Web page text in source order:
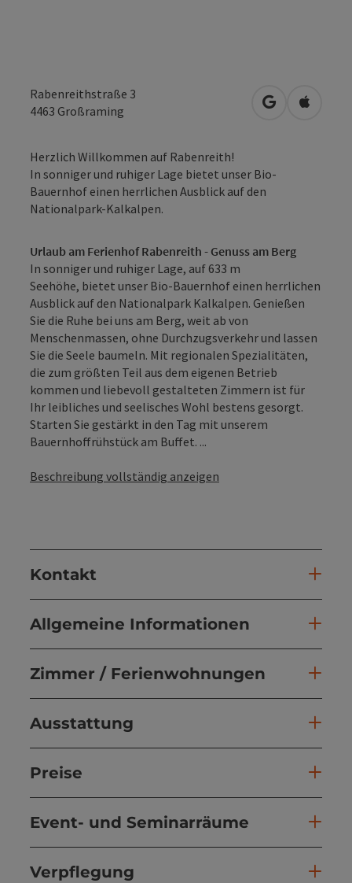
Rabenreithstraße 3
4463 Großraming in Google
in
Herzlich Willkommen auf Rabenreith!
In sonniger und ruhiger Lage bietet unser Bio-
Bauernhof einen herrlichen Ausblick auf den
Nationalpark-Kalkalpen.
Urlaub am Ferienhof Rabenreith - Genuss am Berg
In sonniger und ruhiger Lage, auf 633 m
Seehöhe, bietet unser Bio-Bauernhof einen herrlichen
Ausblick auf den Nationalpark Kalkalpen. Genießen
Sie die Ruhe bei uns am Berg, weit ab von
Menschenmassen, ohne Durchzugsverkehr und lassen
Sie die Seele baumeln. Mit regionalen Spezialitäten,
die zum größten Teil aus dem eigenen Betrieb
kommen und liebevoll gestalteten Zimmern ist für
Ihr leibliches und seelisches Wohl bestens gesorgt.
Starten Sie gestärkt in den Tag mit unserem
Bauernhoffrühstück am Buffet. ...
Beschreibung vollständig anzeigen
Kontakt
Allgemeine Informationen
Zimmer / Ferienwohnungen
Ausstattung
Preise
Event- und Seminarräume
Verpflegung